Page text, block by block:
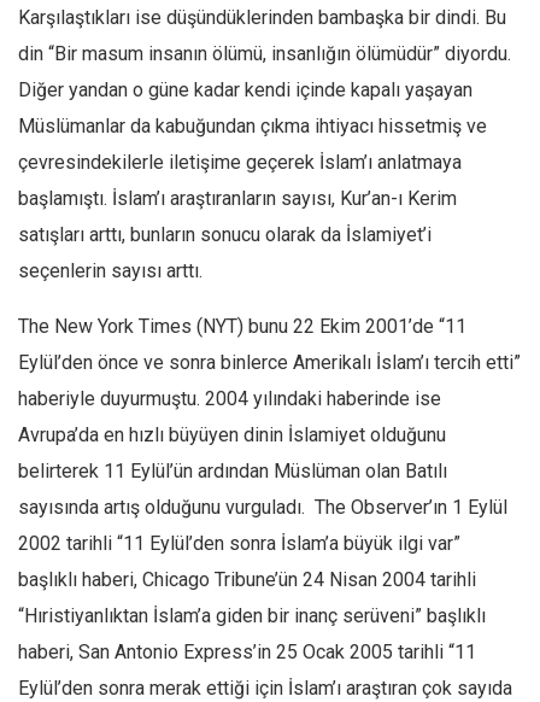
Afrika
İslam Dünyası
Amerika
Avustralya
Tarih
Düşünce
Dosyalar
Karşılaştıkları ise düşündüklerinden bambaşka bir dindi. Bu
din “Bir masum insanın ölümü, insanlığın ölümüdür” diyordu.
Diğer yandan o güne kadar kendi içinde kapalı yaşayan
Müslümanlar da kabuğundan çıkma ihtiyacı hissetmiş ve
çevresindekilerle iletişime geçerek İslam’ı anlatmaya
başlamıştı. İslam’ı araştıranların sayısı, Kur’an-ı Kerim
satışları arttı, bunların sonucu olarak da İslamiyet’i
seçenlerin sayısı arttı.
The New York Times (NYT) bunu 22 Ekim 2001’de “11
Eylül’den önce ve sonra binlerce Amerikalı İslam’ı tercih etti”
haberiyle duyurmuştu. 2004 yılındaki haberinde ise
Avrupa’da en hızlı büyüyen dinin İslamiyet olduğunu
belirterek 11 Eylül’ün ardından Müslüman olan Batılı
sayısında artış olduğunu vurguladı. The Observer’ın 1 Eylül
2002 tarihli “11 Eylül’den sonra İslam’a büyük ilgi var”
başlıklı haberi, Chicago Tribune’ün 24 Nisan 2004 tarihli
“Hıristiyanlıktan İslam’a giden bir inanç serüveni” başlıklı
haberi, San Antonio Express’in 25 Ocak 2005 tarihli “11
Eylül’den sonra merak ettiği için İslam’ı araştıran çok sayıda